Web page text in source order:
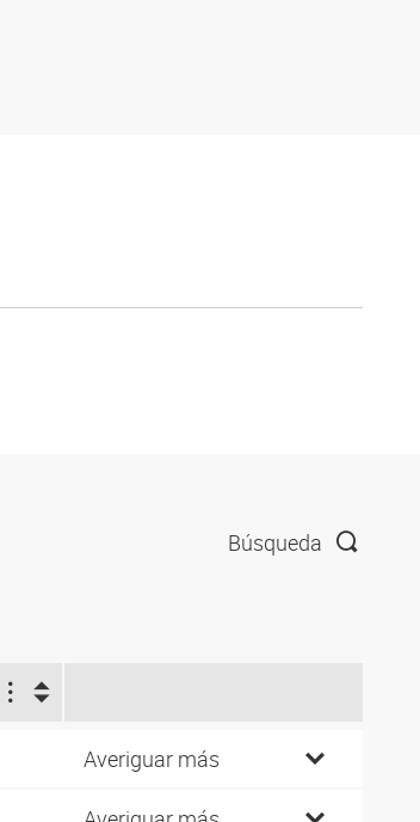
Búsqueda
Averiguar más